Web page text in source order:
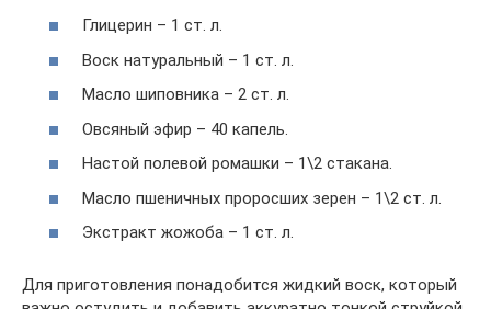
Глицерин – 1 ст. л.
Воск натуральный – 1 ст. л.
Масло шиповника – 2 ст. л.
Овсяный эфир – 40 капель.
Настой полевой ромашки – 1\2 стакана.
Масло пшеничных проросших зерен – 1\2 ст. л.
Экстракт жожоба – 1 ст. л.
Для приготовления понадобится жидкий воск, который